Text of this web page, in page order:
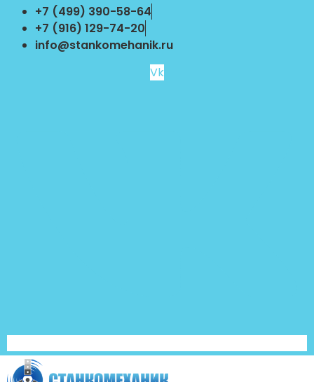
Перейти
содержимому
+7 (499) 390-58-64
+7 (916) 129-74-20
info@stankomehanik.ru
Vk